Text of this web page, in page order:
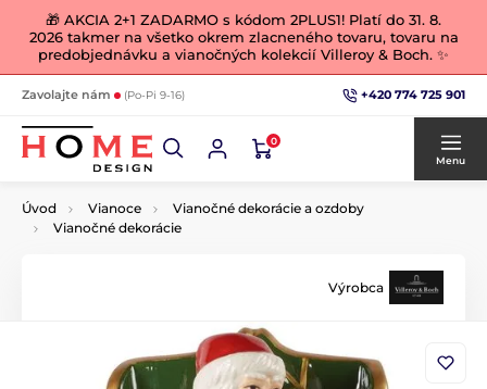
🎁 AKCIA 2+1 ZADARMO s kódom 2PLUS1! Platí do 31. 8.
2026 takmer na všetko okrem zlacneného tovaru, tovaru na
predobjednávku a vianočných kolekcií Villeroy & Boch. ✨
Zavolajte nám (Po-Pi 9-16) +420 774 725 901
0
Menu
Úvod Vianoce
Vianočné dekorácie a ozdoby
Vianočné dekorácie
Výrobca